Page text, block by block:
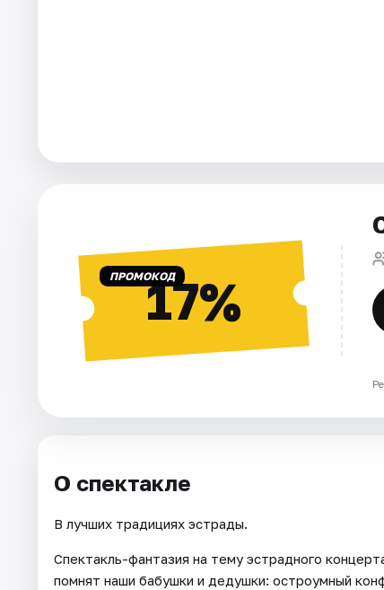
ПРОМОКОД17%
О спектакле
В лучших традициях эстрады.
Спектакль-фантазия на тему эстрадного
помнят наши бабушки и дедушки: остроумный